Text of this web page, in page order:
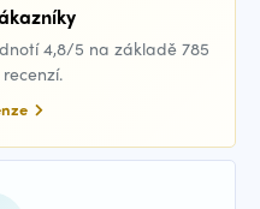
4,8/5 na základě 785